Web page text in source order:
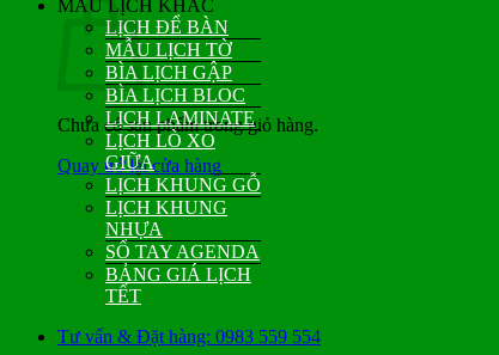
Chưa có sản phẩm trong giỏ hàng.
Quay trở lại cửa hàng
MẪU LỊCH KHÁC
LỊCH ĐỂ BÀN
MẪU LỊCH TỜ
BÌA LỊCH GẬP
BÌA LỊCH BLOC
LỊCH LAMINATE
LỊCH LÒ XO
GIỮA
LỊCH KHUNG GỖ
LỊCH KHUNG
NHỰA
SỔ TAY AGENDA
BẢNG GIÁ LỊCH
TẾT
Tư vấn & Đặt hàng: 0983 559 554